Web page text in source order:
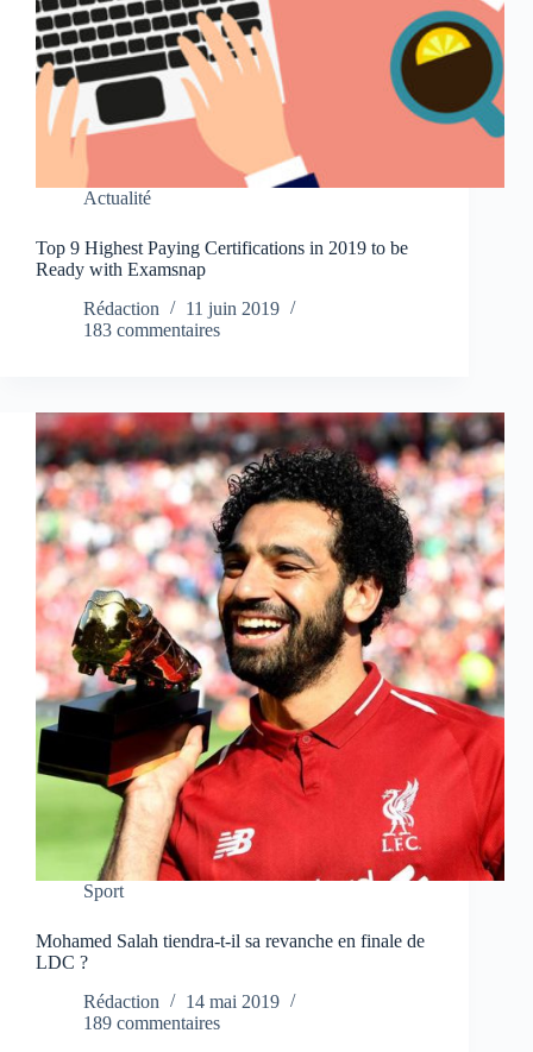
Actualité
Top 9 Highest Paying Certifications in 2019 to be
Ready with Examsnap
Rédaction
11 juin 2019
183 commentaires
Sport
Mohamed Salah tiendra-t-il sa revanche en finale de
LDC ?
Rédaction
14 mai 2019
189 commentaires